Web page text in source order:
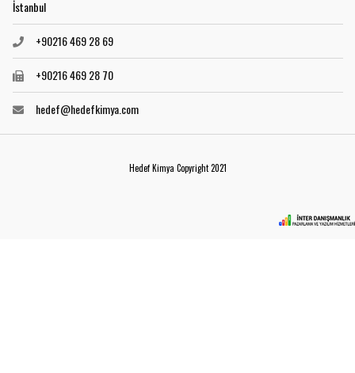
İstanbul
+90216 469 28 69
+90216 469 28 70
hedef@hedefkimya.com
Hedef Kimya Copyright 2021